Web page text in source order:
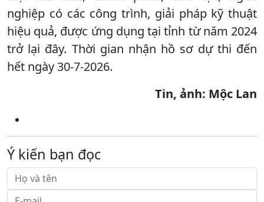
nghiệp có các công trình, giải pháp kỹ thuật
hiệu quả, được ứng dụng tại tỉnh từ năm 2024
trở lại đây. Thời gian nhận hồ sơ dự thi đến
hết ngày 30-7-2026.
Tin, ảnh: Mộc Lan
Ý kiến bạn đọc